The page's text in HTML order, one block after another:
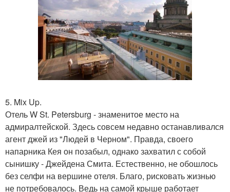
5. Mix Up.
Отель W St. Petersburg - знаменитое место на
адмиралтейской. Здесь совсем недавно останавливался
агент джей из "Людей в Черном". Правда, своего
напарника Кея он позабыл, однако захватил с собой
сынишку - Джейдена Смита. Естественно, не обошлось
без селфи на вершине отеля. Благо, рисковать жизнью
не потребовалось. Ведь на самой крыше работает